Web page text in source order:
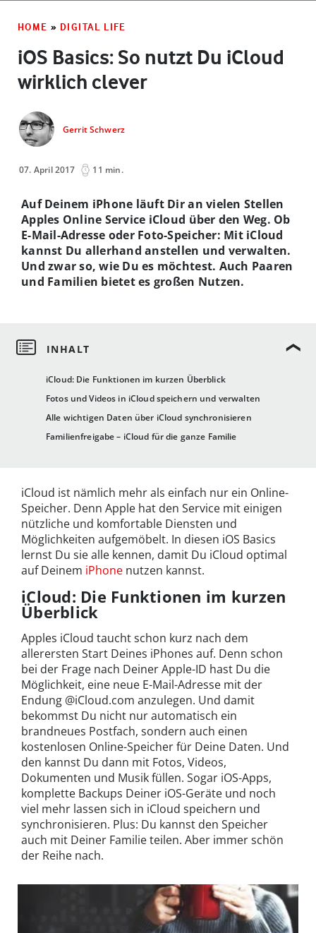
HOME » DIGITAL LIFE
iOS Basics: So nutzt Du iCloud
wirklich clever
Gerrit Schwerz
07. April 2017 11 min.
iCloud: Die Funktionen im kurzen Überblick
Fotos und Videos in iCloud speichern und verwalten
Alle wichtigen Daten über iCloud synchronisieren
Familienfreigabe – iCloud für die ganze Familie
Auf Deinem iPhone läuft Dir an vielen Stellen
Apples Online Service iCloud über den Weg. Ob
E-Mail-Adresse oder Foto-Speicher: Mit iCloud
kannst Du allerhand anstellen und verwalten.
Und zwar so, wie Du es möchtest. Auch Paaren
und Familien bietet es großen Nutzen.
iCloud ist nämlich mehr als einfach nur ein Online-
Speicher. Denn Apple hat den Service mit einigen
nützliche und komfortable Diensten und
Möglichkeiten aufgemöbelt. In diesen iOS Basics
lernst Du sie alle kennen, damit Du iCloud optimal
auf Deinem iPhone nutzen kannst.
iCloud: Die Funktionen im kurzen
Überblick
Apples iCloud taucht schon kurz nach dem
allerersten Start Deines iPhones auf. Denn schon
bei der Frage nach Deiner Apple-ID hast Du die
Möglichkeit, eine neue E-Mail-Adresse mit der
Endung @iCloud.com anzulegen. Und damit
bekommst Du nicht nur automatisch ein
brandneues Postfach, sondern auch einen
kostenlosen Online-Speicher für Deine Daten. Und
den kannst Du dann mit Fotos, Videos,
Dokumenten und Musik füllen. Sogar iOS-Apps,
komplette Backups Deiner iOS-Geräte und noch
viel mehr lassen sich in iCloud speichern und
synchronisieren. Plus: Du kannst den Speicher
auch mit Deiner Familie teilen. Aber immer schön
der Reihe nach.